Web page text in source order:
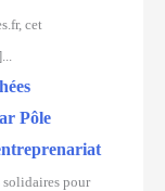
cet
Pôle
solidaires pour